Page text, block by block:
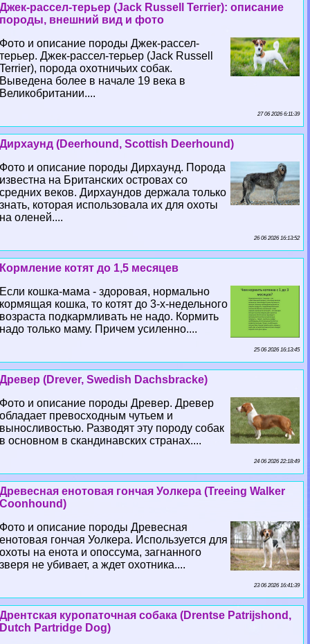
Джек-рассел-терьер (Jack Russell Terrier): описание
породы, внешний вид и фото
Фото и описание породы Джек-рассел-
терьер. Джек-рассел-терьер (Jack Russell
Terrier), порода охотничьих собак.
Выведена более в начале 19 века в
Великобритании....
27 06 2026 6:11:39
Дирхаунд (Deerhound, Scottish Deerhound)
Фото и описание породы Дирхаунд. Порода
известна на Британских островах со
средних веков. Дирхаундов держала только
знать, которая использовала их для охоты
на оленей....
26 06 2026 16:13:52
Кормление котят до 1,5 месяцев
Если кошка-мама - здоровая, нормально
кормящая кошка, то котят до 3-х-недельного
возраста подкармливать не надо. Кормить
надо только маму. Причем усиленно....
25 06 2026 16:13:45
Древер (Drever, Swedish Dachsbracke)
Фото и описание породы Древер. Древер
обладает превосходным чутьем и
выносливостью. Разводят эту породу собак
в основном в скандинавских странах....
24 06 2026 22:18:49
Древесная енотовая гончая Уолкера (Treeing Walker
Coonhound)
Фото и описание породы Древесная
енотовая гончая Уолкера. Используется для
охоты на енота и опоссума, загнанного
зверя не убивает, а ждет охотника....
23 06 2026 16:41:39
Дрентская куропаточная собака (Drentse Patrijshond,
Dutch Partridge Dog)